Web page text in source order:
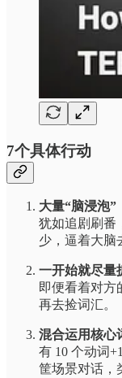
7个具体行动
大量“脑浸泡”
犹如追剧刷番
少，逼着大脑
一开始就尽量
即便看着对方
再去捡词汇。
混合运用核心
有 10 个动词
筐场景对话，